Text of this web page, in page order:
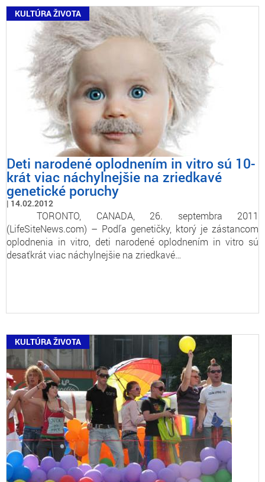
KULTÚRA ŽIVOTA
Deti narodené oplodnením in vitro sú 10-
krát viac náchylnejšie na zriedkavé
genetické poruchy
14.02.2012
TORONTO, CANADA, 26. septembra 2011
(LifeSiteNews.com) – Podľa genetičky, ktorý je zástancom
oplodnenia in vitro, deti narodené oplodnením in vitro sú
desaťkrát viac náchylnejšie na zriedkavé…
KULTÚRA ŽIVOTA